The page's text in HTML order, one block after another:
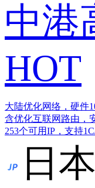
中港
HOT
大陆优化网络，硬件
含优化互联网路由，
253个可用IP，支持
日